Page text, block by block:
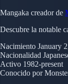
Mangaka creador de
Descubre la notable
Nacimiento January
Nacionalidad
Activo 1982-present
Conocido por